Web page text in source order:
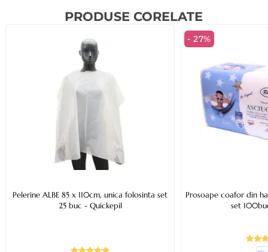
PRODUSE CORELATE
Pelerine ALBE 85 x 110cm, unica folosinta set
25 buc - Quickepil
- 27%
Prosoape coafor din
set